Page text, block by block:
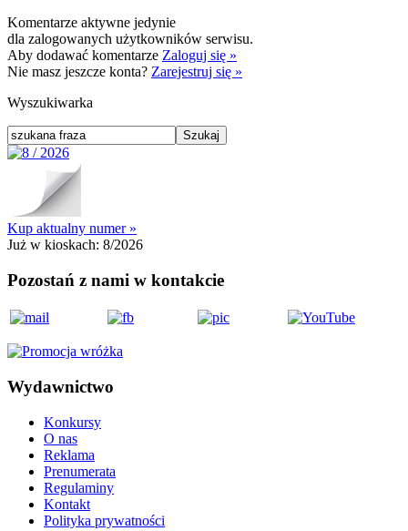
Komentarze aktywne jedynie
dla zalogowanych użytkowników serwisu.
Aby dodawać komentarze Zaloguj się »
Nie masz jeszcze konta? Zarejestruj się »
Wyszukiwarka
Kup aktualny numer »
Już w kioskach: 8/2026
Pozostań z nami w kontakcie
Wydawnictwo
Konkursy
O nas
Reklama
Prenumerata
Regulaminy
Kontakt
Polityka prywatności